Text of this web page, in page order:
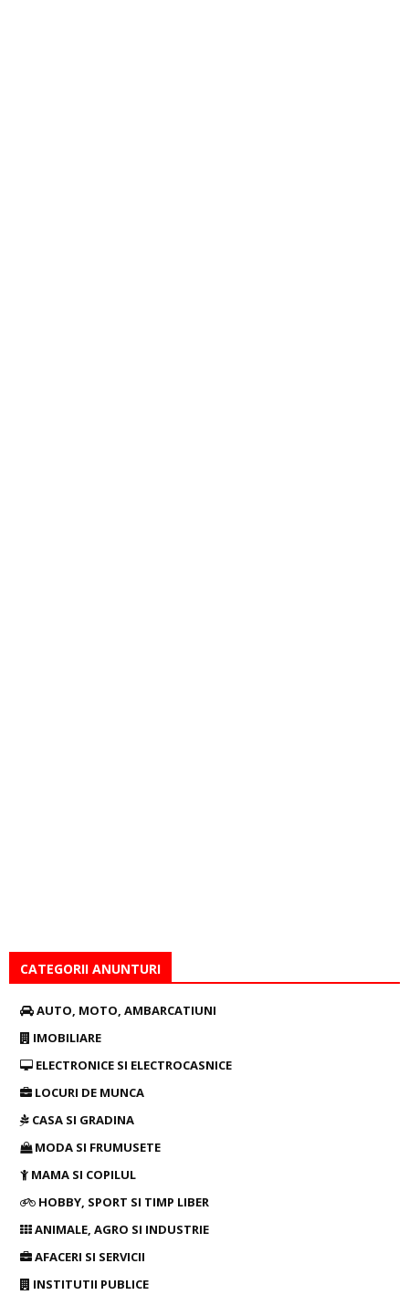
CATEGORII ANUNTURI
AUTO, MOTO, AMBARCATIUNI
IMOBILIARE
ELECTRONICE SI ELECTROCASNICE
LOCURI DE MUNCA
CASA SI GRADINA
MODA SI FRUMUSETE
MAMA SI COPILUL
HOBBY, SPORT SI TIMP LIBER
ANIMALE, AGRO SI INDUSTRIE
AFACERI SI SERVICII
INSTITUTII PUBLICE